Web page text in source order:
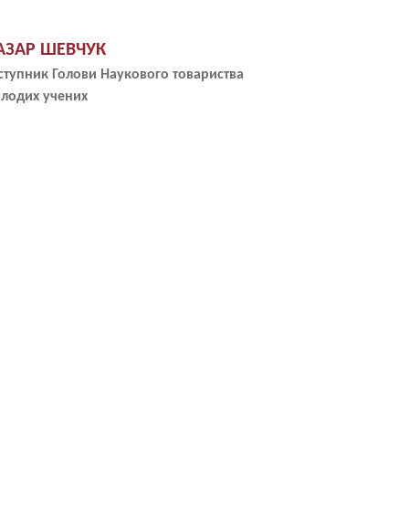
ШЕВЧУК
Голови Наукового товариства
учених